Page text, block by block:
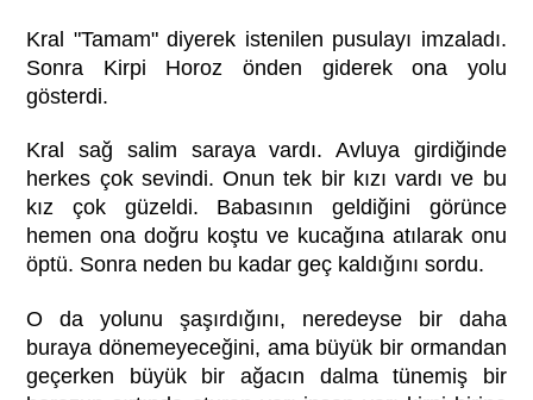
Kral "Tamam" diyerek istenilen pusulayı imzaladı.
Sonra Kirpi Horoz önden giderek ona yolu
gösterdi.
Kral sağ salim saraya vardı. Avluya girdiğinde
herkes çok sevindi. Onun tek bir kızı vardı ve bu
kız çok güzeldi. Babasının geldiğini görünce
hemen ona doğru koştu ve kucağına atılarak onu
öptü. Sonra neden bu kadar geç kaldığını sordu.
O da yolunu şaşırdığını, neredeyse bir daha
buraya dönemeyeceğini, ama büyük bir ormandan
geçerken büyük bir ağacın dalma tünemiş bir